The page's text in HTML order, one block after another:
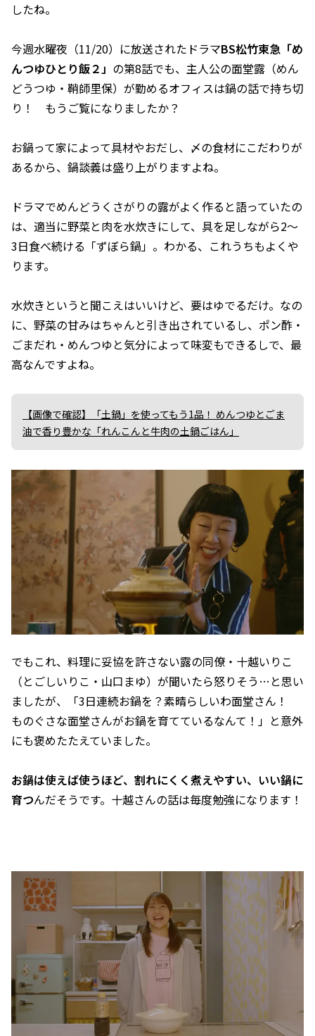
したね。
今週水曜夜（11/20）に放送されたドラマBS松竹東急「め
んつゆひとり飯２」 の第8話でも、主人公の面堂露（めん
どうつゆ・鞘師里保）が勤めるオフィスは鍋の話で持ち切
り！ もうご覧になりましたか？
お鍋って家によって具材やおだし、〆の食材にこだわりが
あるから、鍋談義は盛り上がりますよね。
ドラマでめんどうくさがりの露がよく作ると語っていたの
は、適当に野菜と肉を水炊きにして、具を足しながら2～
3日食べ続ける「ずぼら鍋」。わかる、これうちもよくや
ります。
水炊きというと聞こえはいいけど、要はゆでるだけ。なの
に、野菜の甘みはちゃんと引き出されているし、ポン酢・
ごまだれ・めんつゆと気分によって味変もできるしで、最
高なんですよね。
【画像で確認】「土鍋」を使ってもう1品！ めんつゆとごま
油で香り豊かな「れんこんと牛肉の土鍋ごはん」
でもこれ、料理に妥協を許さない露の同僚・十越いりこ
（とごしいりこ・山口まゆ）が聞いたら怒りそう…と思い
ましたが、「3日連続お鍋を？素晴らしいわ面堂さん！
ものぐさな面堂さんがお鍋を育てているなんて！」と意外
にも褒めたたえていました。
お鍋は使えば使うほど、割れにくく煮えやすい、いい鍋に
育つんだそうです。十越さんの話は毎度勉強になります！